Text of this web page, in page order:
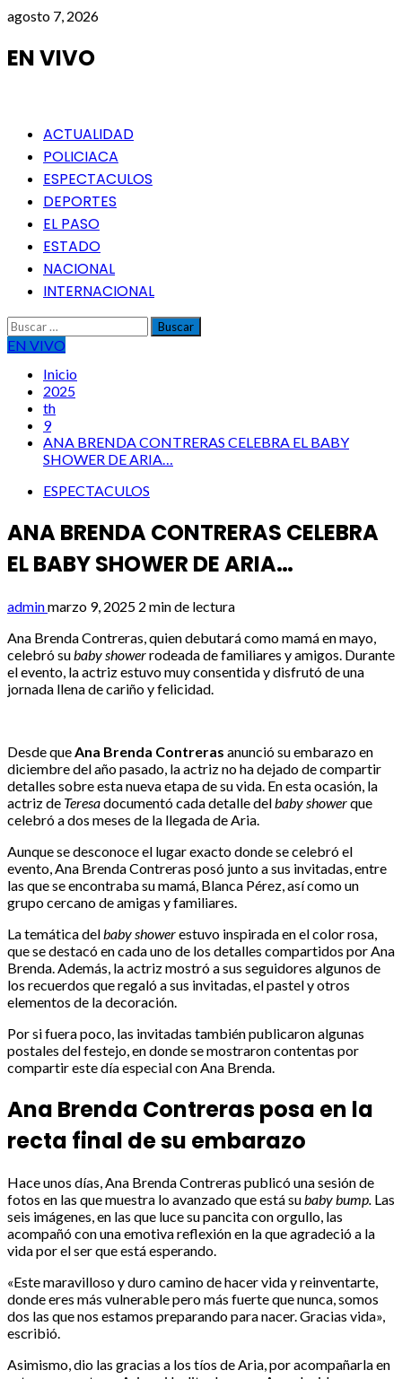
Saltar
contenido
agosto 7, 2026
EN VIVO
Menú
principal
ACTUALIDAD
POLICIACA
ESPECTACULOS
DEPORTES
EL PASO
ESTADO
NACIONAL
INTERNACIONAL
Buscar:
EN VIVO
Inicio
2025
th
9
ANA BRENDA CONTRERAS CELEBRA EL BABY
SHOWER DE ARIA…
ESPECTACULOS
ANA BRENDA CONTRERAS CELEBRA
EL BABY SHOWER DE ARIA…
adminmarzo 9, 2025 2 min de lectura
Ana Brenda Contreras, quien debutará como mamá en mayo,
celebró su baby showerrodeada de familiares y amigos. Durante
el evento, la actriz estuvo muy consentida y disfrutó de una
jornada llena de cariño y felicidad.
Desde que Ana Brenda Contreras anunció su embarazo en
diciembre del año pasado, la actriz no ha dejado de compartir
detalles sobre esta nueva etapa de su vida. En esta ocasión, la
actriz de Teresadocumentó cada detalle del baby showerque
celebró a dos meses de la llegada de Aria.
Aunque se desconoce el lugar exacto donde se celebró el
evento, Ana Brenda Contreras posó junto a sus invitadas, entre
las que se encontraba su mamá, Blanca Pérez, así como un
grupo cercano de amigas y familiares.
La temática del baby showerestuvo inspirada en el color rosa,
que se destacó en cada uno de los detalles compartidos por Ana
Brenda. Además, la actriz mostró a sus seguidores algunos de
los recuerdos que regaló a sus invitadas, el pastel y otros
elementos de la decoración.
Por si fuera poco, las invitadas también publicaron algunas
postales del festejo, en donde se mostraron contentas por
compartir este día especial con Ana Brenda.
Ana Brenda Contreras posa en la
recta final de su embarazo
Hace unos días, Ana Brenda Contreras publicó una sesión de
fotos en las que muestra lo avanzado que está subaby bump. Las
seis imágenes, en las que luce su pancita con orgullo, las
acompañó con una emotiva reflexión en la que agradeció a la
vida por el ser que está esperando.
«Este maravilloso y duro camino de hacer vida y reinventarte,
donde eres más vulnerable pero más fuerte que nunca, somos
dos las que nos estamos preparando para nacer. Gracias vida»,
escribió.
Asimismo, dio las gracias a los tíos de Aria, por acompañarla en